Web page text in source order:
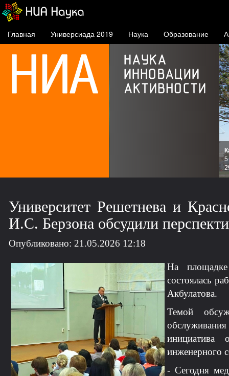
Главная Универсиада 2019 Наука Образование
5
Университет Решетнева и
И.С. Берзона обсудили
Опубликовано: 21.05.2026 12:18
На
состоялась
Акбулатова.
Темой
инициатива
инженерного
- Сегодня